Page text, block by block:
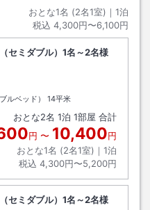
おとな1名 (2名1室)｜ 1泊
税込 4,300円〜6,100円
セミダブル）1名～2名様
ルベッド）
14平米
おとな2名 1泊 1部屋 合計
円 〜 10,400円
おとな1名 (2名1室)｜ 1泊
税込 4,300円〜5,200円
セミダブル）1名～2名様